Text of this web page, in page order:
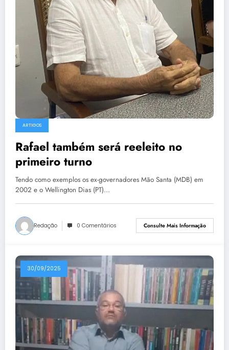
ARTIGOS
Rafael também será reeleito no
primeiro turno
Tendo como exemplos os ex-governadores Mão Santa (MDB) em
2002 e o Wellington Dias (PT)…
Redação 0 Comentários Consulte Mais Informação
30/09/2025